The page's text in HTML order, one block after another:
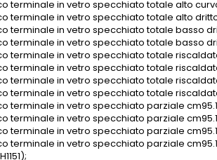
terminale in vetro specchiato totale alto
terminale in vetro specchiato totale alto
terminale in vetro specchiato totale basso
terminale in vetro specchiato totale basso
terminale in vetro specchiato totale
terminale in vetro specchiato totale
terminale in vetro specchiato totale riscaldato
terminale in vetro specchiato totale
terminale in vetro specchiato parziale
terminale in vetro specchiato parziale
terminale in vetro specchiato parziale
terminale in vetro specchiato parziale